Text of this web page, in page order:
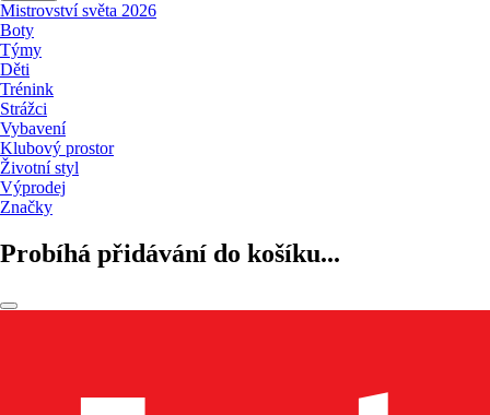
Mistrovství světa 2026
Boty
Týmy
Děti
Trénink
Strážci
Vybavení
Klubový prostor
Životní styl
Výprodej
Značky
Probíhá přidávání do košíku...